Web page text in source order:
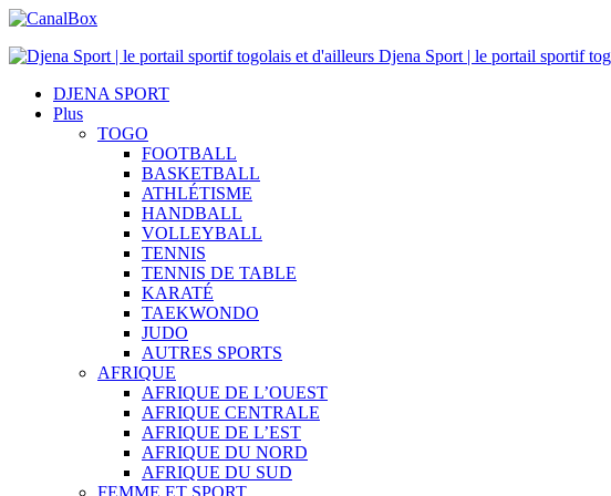
Djena Sport | le portail sportif
DJENA SPORT
Plus
TOGO
FOOTBALL
BASKETBALL
ATHLÉTISME
HANDBALL
VOLLEYBALL
TENNIS
TENNIS DE TABLE
KARATÉ
TAEKWONDO
JUDO
AUTRES SPORTS
AFRIQUE
AFRIQUE DE L’OUEST
AFRIQUE CENTRALE
AFRIQUE DE L’EST
AFRIQUE DU NORD
AFRIQUE DU SUD
FEMME ET SPORT